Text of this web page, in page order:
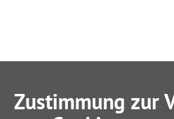
Zustimmung zur